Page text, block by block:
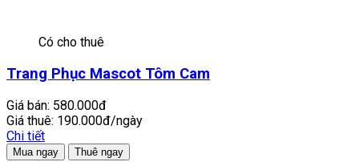
Có cho thuê
Trang Phục Mascot Tôm Cam
Giá bán: 580.000đ
Giá thuê: 190.000đ/ngày
Chi tiết
Mua ngay Thuê ngay